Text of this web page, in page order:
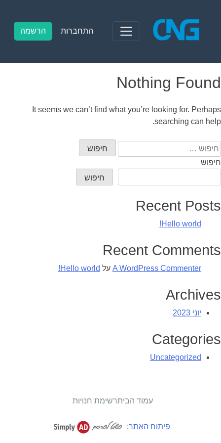
content
התחברות הרשמה
Nothing Found
It seems we can’t find what you’re looking for. Perhaps
searching can help.
חיפוש:
חיפוש
חיפוש
Recent Posts
Hello world!
Recent Comments
A WordPress Commenter על Hello world!
Archives
יוני 2023
Categories
Uncategorized
עמוד הביתרשימת חנויות
פיתוח האתר: